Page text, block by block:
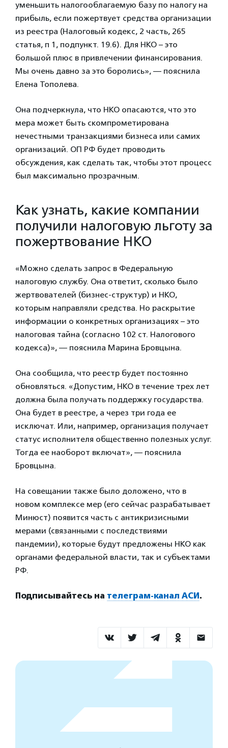
уменьшить налогооблагаемую базу по налогу на
прибыль, если пожертвует средства организации
из реестра (Налоговый кодекс, 2 часть, 265
статья, п 1, подпункт. 19.6). Для НКО – это
большой плюс в привлечении финансирования.
Мы очень давно за это боролись», — пояснила
Елена Тополева.
Она подчеркнула, что НКО опасаются, что это
мера может быть скомпрометирована
нечестными транзакциями бизнеса или самих
организаций. ОП РФ будет проводить
обсуждения, как сделать так, чтобы этот процесс
был максимально прозрачным.
Как узнать, какие компании
получили налоговую льготу за
пожертвование НКО
«Можно сделать запрос в Федеральную
налоговую службу. Она ответит, сколько было
жертвователей (бизнес-структур) и НКО,
которым направляли средства. Но раскрытие
информации о конкретных организациях – это
налоговая тайна (согласно 102 ст. Налогового
кодекса)», — пояснила Марина Бровцына.
Она сообщила, что реестр будет постоянно
обновляться. «Допустим, НКО в течение трех лет
должна была получать поддержку государства.
Она будет в реестре, а через три года ее
исключат. Или, например, организация получает
статус исполнителя общественно полезных услуг.
Тогда ее наоборот включат», — пояснила
Бровцына.
На совещании также было доложено, что в
новом комплексе мер (его сейчас разрабатывает
Минюст) появится часть с антикризисными
мерами (связанными с последствиями
пандемии), которые будут предложены НКО как
органами федеральной власти, так и субъектами
РФ.
Подписывайтесь на телеграм-канал АСИ .